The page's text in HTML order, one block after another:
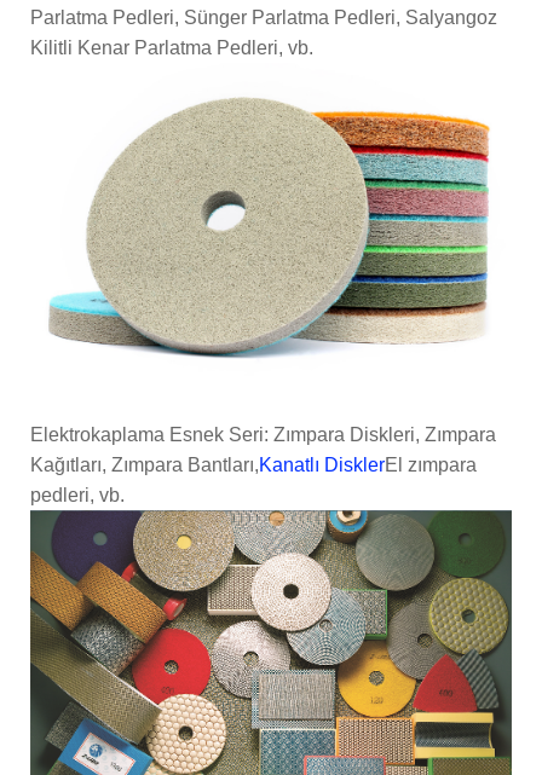
Parlatma Pedleri, Sünger Parlatma Pedleri, Salyangoz
Kilitli Kenar Parlatma Pedleri, vb.
Elektrokaplama Esnek Seri: Zımpara Diskleri, Zımpara
Kağıtları, Zımpara Bantları,Kanatlı DisklerEl zımpara
pedleri, vb.